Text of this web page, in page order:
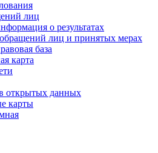
лиц
о результатах
лиц и принятых мерах
база
карта
открытых данных
карты